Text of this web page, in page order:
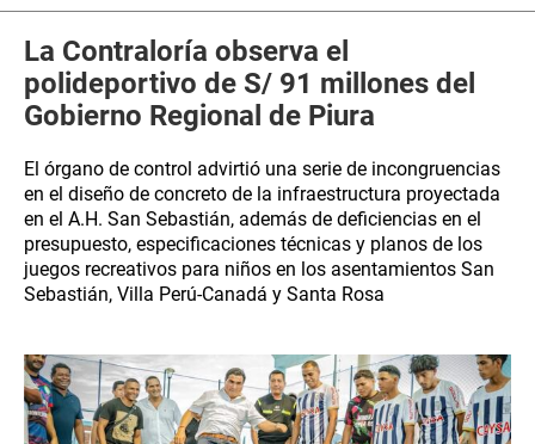
La Contraloría observa el
polideportivo de S/ 91 millones del
Gobierno Regional de Piura
El órgano de control advirtió una serie de incongruencias
en el diseño de concreto de la infraestructura proyectada
en el A.H. San Sebastián, además de deficiencias en el
presupuesto, especificaciones técnicas y planos de los
juegos recreativos para niños en los asentamientos San
Sebastián, Villa Perú-Canadá y Santa Rosa